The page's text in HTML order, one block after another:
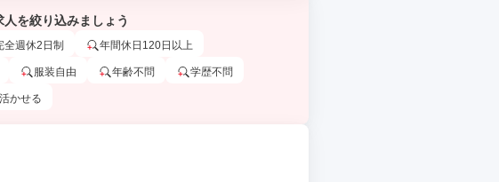
人を絞り込みましょう
全週休2日制 年間休日120日以上
服装自由 年齢不問 学歴不問
かせる